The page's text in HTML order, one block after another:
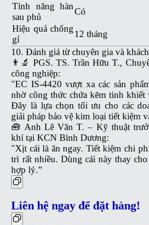
Tính năng hàn
sau phủ
Có
Hiệu quả chống
gỉ
12 tháng
10. Đánh giá từ chuyên gia và
👨‍🔬 PGS. TS. Trần Hữu T.,
công nghiệp:
"EC IS-4420 vượt xa các sản
nhờ công thức chứa kẽm tinh khiết
Đây là lựa chọn tối ưu cho các
giải pháp bảo vệ kim loại tiết kiệm
🧰 Anh Lê Văn T. – Kỹ thuật
khí tại KCN Bình Dương:
"Xịt cái là ăn ngay. Tiết kiệm chi
trì rất nhiều. Dùng cái này thay
hợp lý.”
Liên hệ ngay để đặt hàng!